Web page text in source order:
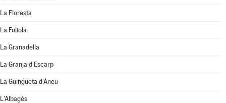
La Floresta
La Fuliola
La Granadella
La Granja d'Escarp
La Guingueta d'Àneu
L'Albagés